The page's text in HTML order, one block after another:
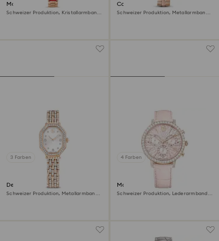
Matrix bangle Uhr
Schweizer Produktion, Kristallarmband,
Cosmopolitan Uhr
Schweizer Produktion, Metallarmband,
3 Farben
Dextera octagon Uhr
Schweizer Produktion, Metallarmband,
4 Farben
Matrix tennis chrono Uhr
Schweizer Produktion, Lederarmband,